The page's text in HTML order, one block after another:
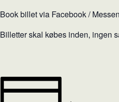
Book billet via Facebook /
Billetter skal købes inden, ingen